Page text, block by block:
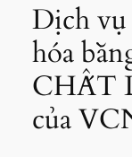
Dịch vụ
hóa
CHẤT
của